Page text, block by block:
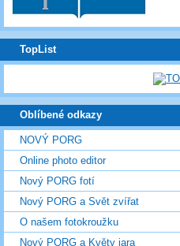
TopList
Oblíbené odkazy
NOVÝ PORG
Online photo editor
Nový PORG fotí
Nový PORG a Svět zvířat
O našem fotokroužku
Nový PORG a Květy jara